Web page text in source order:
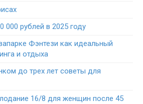
000 рублей в 2025 году
Фэнтези как идеальный
и отдыха
до трех лет советы для
16/8 для женщин после 45